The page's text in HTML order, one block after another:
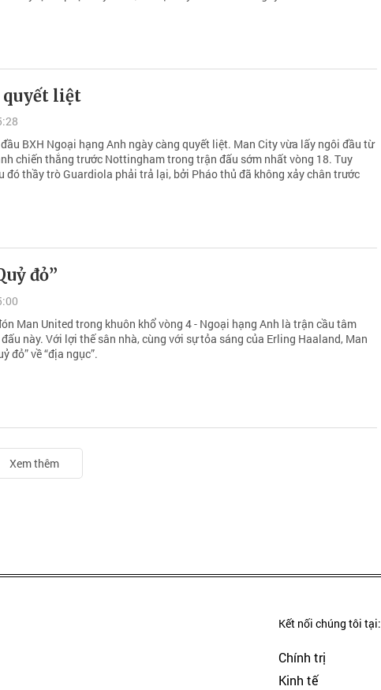
quyết liệt
BXH Ngoại hạng Anh ngày càng quyết liệt. Man City vừa lấy ngôi đầu từ
chiến thắng trước Nottingham trong trận đấu sớm nhất vòng 18. Tuy
đó thầy trò Guardiola phải trả lại, bởi Pháo thủ đã không xảy chân trước
đỏ”
Man United trong khuôn khổ vòng 4 - Ngoại hạng Anh là trận cầu tâm
này. Với lợi thế sân nhà, cùng với sự tỏa sáng của Erling Haaland, Man
đỏ” về “địa ngục”.
Xem thêm
Kết nối chúng tôi tại:
Chính trị
Kinh tế